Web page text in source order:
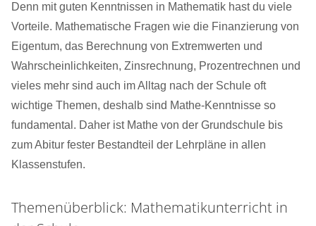
Denn mit guten Kenntnissen in Mathematik hast du viele
Vorteile. Mathematische Fragen wie die Finanzierung von
Eigentum, das Berechnung von Extremwerten und
Wahrscheinlichkeiten, Zinsrechnung, Prozentrechnen und
vieles mehr sind auch im Alltag nach der Schule oft
wichtige Themen, deshalb sind Mathe-Kenntnisse so
fundamental. Daher ist Mathe von der Grundschule bis
zum Abitur fester Bestandteil der Lehrpläne in allen
Klassenstufen.
Themenüberblick: Mathematikunterricht in